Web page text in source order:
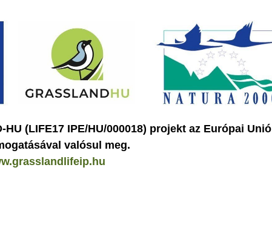
HU (LIFE17 IPE/HU/000018) projekt az Európai Unió
valósul meg.